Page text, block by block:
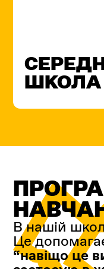
ШКОЛА
В нашій
Це
“навіщо це